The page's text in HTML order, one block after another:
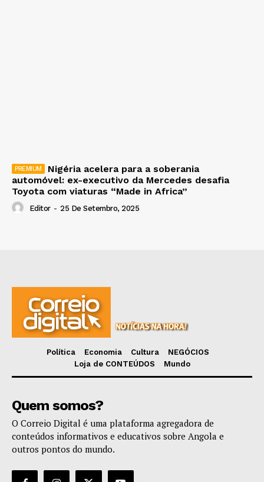
Nigéria acelera para a soberania
automóvel: ex-executivo da Mercedes desafia
Toyota com viaturas “Made in Africa”
Editor - 25 De Setembro, 2025
Política Economia Cultura
NEGÓCIOS
Loja de CONTEÚDOS
Mundo
Quem somos?
O Correio Digital é uma plataforma agregadora de
conteúdos informativos e educativos sobre Angola e
outros pontos do mundo.